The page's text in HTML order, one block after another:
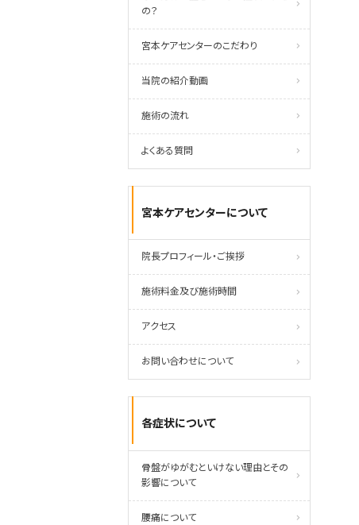
の？
宮本ケアセンターのこだわり
当院の紹介動画
施術の流れ
よくある質問
宮本ケアセンターについて
院長プロフィール・ご挨拶
施術料金及び施術時間
アクセス
お問い合わせについて
各症状について
骨盤がゆがむといけない理由とその
影響について
腰痛について